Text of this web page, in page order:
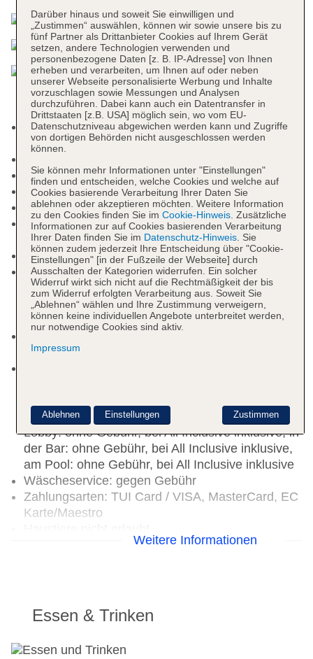
Kurtaxe/Ökotaxe/Touristensteuer zahlbar vor Ort:
Barzahlung, pro Tag ca. 1.8 EUR
Check-in Zeit ab 14:00 Uhr
Check-out Zeit bis 11:00 Uhr
Hoteleröffnung: 2019
Rezeption: Sprachen: englisch, italienisch,
Geldwechsel möglich, Hotelsafe: ohne Gebühr
Lift
Pool „Gloria Palace Pool“: Juni - August;
saisonabhängig; wetterabhängig, ohne Gebühr,
bei All Inclusive inklusive, Outdoor, Süßwasser,
Liegen, Sonnenschirme
Badetücher: ohne Gebühr, bei All Inclusive
inklusive
Inclusive inklusive, an der Rezeption/in der
Lobby: ohne Gebühr, bei All Inclusive inklusive, in
der Bar: ohne Gebühr, bei All Inclusive inklusive,
am Pool: ohne Gebühr, bei All Inclusive inklusive
Wäscheservice: gegen Gebühr
Zahlungsarten: TUI Card / VISA, MasterCard, EC
Karte/Maestro
Parkmöglichkeiten: Parkplatz (nach
Gebäudeanzahl: 1, Etagen: 10, Zimmer: 100
Landeskategorie: 5 Sterne
Weitere Informationen
Essen & Trinken
Darüber hinaus und soweit Sie einwilligen und
„Zustimmen“ auswählen, können wir sowie unsere bis zu
fünf Partner als Drittanbieter Cookies auf Ihrem Gerät
setzen, andere Technologien verwenden und
personenbezogene Daten [z. B. IP-Adresse] von Ihnen
erheben und verarbeiten, um Ihnen auf oder neben
unserer Webseite personalisierte Werbung und Inhalte
vorzuschlagen sowie Messungen und Analysen
durchzuführen. Dabei kann auch ein Datentransfer in
Drittstaaten [z.B. USA] möglich sein, wo vom EU-
Datenschutzniveau abgewichen werden kann und Zugriffe
von dortigen Behörden nicht ausgeschlossen werden
können.
Sie können mehr Informationen unter "Einstellungen"
finden und entscheiden, welche Cookies und welche auf
Cookies basierende Verarbeitung Ihrer Daten Sie
ablehnen oder akzeptieren möchten. Weitere Information
zu den Cookies finden Sie im Cookie-Hinweis. Zusätzliche
Informationen zur auf Cookies basierenden Verarbeitung
Ihrer Daten finden Sie im Datenschutz-Hinweis. Sie
können zudem jederzeit Ihre Entscheidung über "Cookie-
Einstellungen" [in der Fußzeile der Webseite] durch
Ausschalten der Kategorien widerrufen. Ein solcher
Widerruf wirkt sich nicht auf die Rechtmäßigkeit der bis
zum Widerruf erfolgten Verarbeitung aus. Soweit Sie
„Ablehnen“ wählen und Ihre Zustimmung verweigern,
können keine individuellen Angebote unterbreitet werden,
nur notwendige Cookies sind aktiv.
Impressum
Zustimmen
Ablehnen Einstellungen